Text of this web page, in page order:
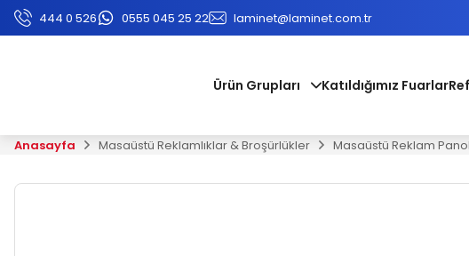
444 0 526 0555 045 25 22 laminet@laminet.com.tr
Ürün Grupları Katıldığımız Fuarlar
Anasayfa Masaüstü Reklamlıklar & Broşürlükler Masaüstü Reklam